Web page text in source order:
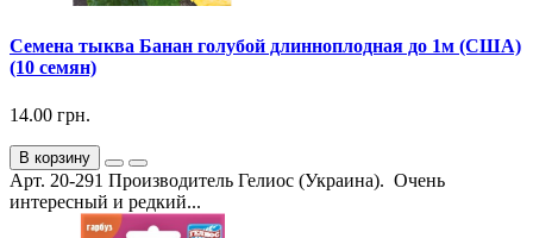
Семена тыква Банан голубой длинноплодная до 1м (США)
(10 семян)
14.00 грн.
В корзину
Арт. 20-291 Производитель Гелиос (Украина). Очень
интересный и редкий...